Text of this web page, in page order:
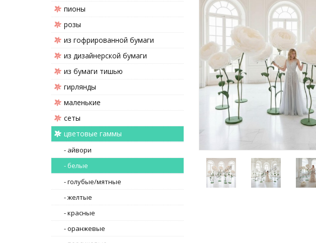
пионы
розы
из гофрированной бумаги
из дизайнерской бумаги
из бумаги тишью
гирлянды
маленькие
сеты
цветовые гаммы
- айвори
- белые
- голубые/мятные
- желтые
- красные
- оранжевые